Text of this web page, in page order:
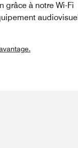
grâce à notre Wi-Fi
audiovisuel